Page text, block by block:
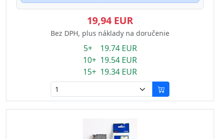
19,94 EUR
Bez DPH, plus náklady na doručenie
5+ 19.74 EUR
10+ 19.54 EUR
15+ 19.34 EUR